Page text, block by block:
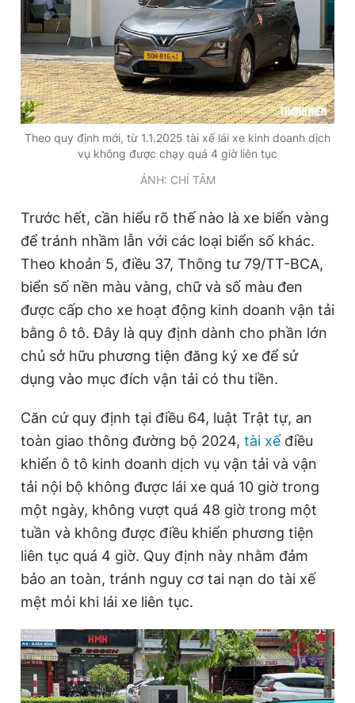
Giấy phép xuất bản số 110/GP - BTTTT cấp ngày 24.3.2020
© 2003-2026 Bản quyền thuộc về Báo Thanh Niên. Cấm sao
chép dưới mọi hình thức nếu không có sự chấp thuận bằng văn
bản. Phát triển bởi ePi Technologies, JSC.
Theo quy định mới, từ 1.1.2025 tài xế lái xe kinh doanh dịch
vụ không được chạy quá 4 giờ liên tục
ẢNH: CHÍ TÂM
Trước hết, cần hiểu rõ thế nào là xe biển vàng
để tránh nhầm lẫn với các loại biển số khác.
Theo khoản 5, điều 37, Thông tư 79/TT-BCA,
biển số nền màu vàng, chữ và số màu đen
được cấp cho xe hoạt động kinh doanh vận tải
bằng ô tô. Đây là quy định dành cho phần lớn
chủ sở hữu phương tiện đăng ký xe để sử
dụng vào mục đích vận tải có thu tiền.
Căn cứ quy định tại điều 64, luật Trật tự, an
toàn giao thông đường bộ 2024, tài xế điều
khiển ô tô kinh doanh dịch vụ vận tải và vận
tải nội bộ không được lái xe quá 10 giờ trong
một ngày, không vượt quá 48 giờ trong một
tuần và không được điều khiển phương tiện
liên tục quá 4 giờ. Quy định này nhằm đảm
bảo an toàn, tránh nguy cơ tai nạn do tài xế
mệt mỏi khi lái xe liên tục.